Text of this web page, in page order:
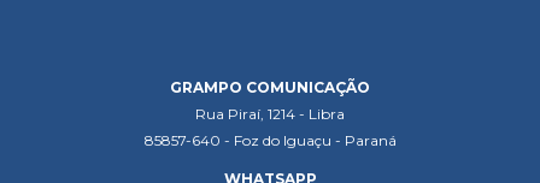
GRAMPO COMUNICAÇÃO
Rua Piraí, 1214 - Libra
85857-640 - Foz do Iguaçu - Paraná
WHATSAPP